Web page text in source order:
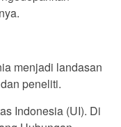
menjadi landasan
peneliti.
Indonesia (UI). Di